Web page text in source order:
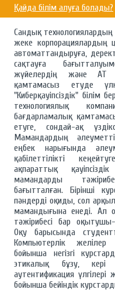
Қайда білім алуға болады?
Сандық
жеке корпорациялардың
автоматтандыруға,
сақтауға
жүйелердің және АТ
қамтамасыз етуде
"Киберқауіпсіздік" білім
технологиялық
бағдарламалық
етуге, сондай-ақ
Мамандардың
еңбек нарығында
қабілеттілікті
ақпараттық
мамандарды
бағытталған. Бірінші
пәндерді оқиды, сол
мамандығына енеді. Ал
тәжірибесі бар
Оқу барысында
Компьютерлік желілер
бойынша негізгі
этикалық бұзу, кері
аутентификация үлгілері
бойынша бейіндік